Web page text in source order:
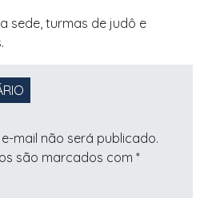
sede, turmas de judô e
mail não será publicado.
são marcados com *